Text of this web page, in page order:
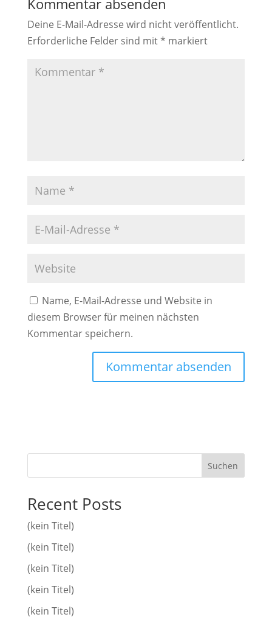
Kommentar absenden
Deine E-Mail-Adresse wird nicht veröffentlicht.
Erforderliche Felder sind mit* markiert
Name, E-Mail-Adresse und Website in
diesem Browser für meinen nächsten
Kommentar speichern.
Suchen
Recent Posts
(kein Titel)
(kein Titel)
(kein Titel)
(kein Titel)
(kein Titel)